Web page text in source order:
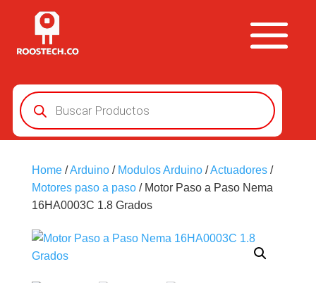
Búsqueda
de
productos
Home/Arduino/ Modulos Arduino/Actuadores/
Motores paso a paso/ Motor Paso a Paso Nema
16HA0003C 1.8 Grados